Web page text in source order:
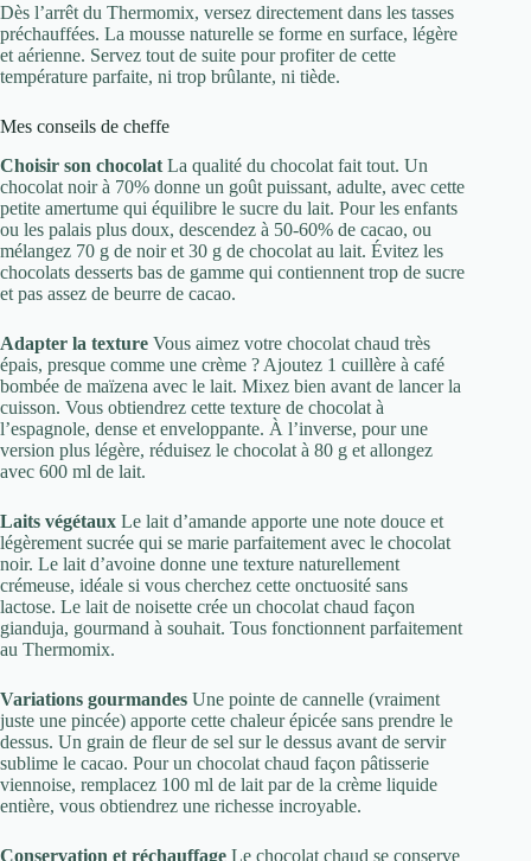
Dès l’arrêt du Thermomix, versez directement dans les tasses
préchauffées. La mousse naturelle se forme en surface, légère
et aérienne. Servez tout de suite pour profiter de cette
température parfaite, ni trop brûlante, ni tiède.
Mes conseils de cheffe
Choisir son chocolat La qualité du chocolat fait tout. Un
chocolat noir à 70% donne un goût puissant, adulte, avec cette
petite amertume qui équilibre le sucre du lait. Pour les enfants
ou les palais plus doux, descendez à 50-60% de cacao, ou
mélangez 70 g de noir et 30 g de chocolat au lait. Évitez les
chocolats desserts bas de gamme qui contiennent trop de sucre
et pas assez de beurre de cacao.
Adapter la texture Vous aimez votre chocolat chaud très
épais, presque comme une crème ? Ajoutez 1 cuillère à café
bombée de maïzena avec le lait. Mixez bien avant de lancer la
cuisson. Vous obtiendrez cette texture de chocolat à
l’espagnole, dense et enveloppante. À l’inverse, pour une
version plus légère, réduisez le chocolat à 80 g et allongez
avec 600 ml de lait.
Laits végétaux Le lait d’amande apporte une note douce et
légèrement sucrée qui se marie parfaitement avec le chocolat
noir. Le lait d’avoine donne une texture naturellement
crémeuse, idéale si vous cherchez cette onctuosité sans
lactose. Le lait de noisette crée un chocolat chaud façon
gianduja, gourmand à souhait. Tous fonctionnent parfaitement
au Thermomix.
Variations gourmandes Une pointe de cannelle (vraiment
juste une pincée) apporte cette chaleur épicée sans prendre le
dessus. Un grain de fleur de sel sur le dessus avant de servir
sublime le cacao. Pour un chocolat chaud façon pâtisserie
viennoise, remplacez 100 ml de lait par de la crème liquide
entière, vous obtiendrez une richesse incroyable.
Conservation et réchauffage Le chocolat chaud se conserve